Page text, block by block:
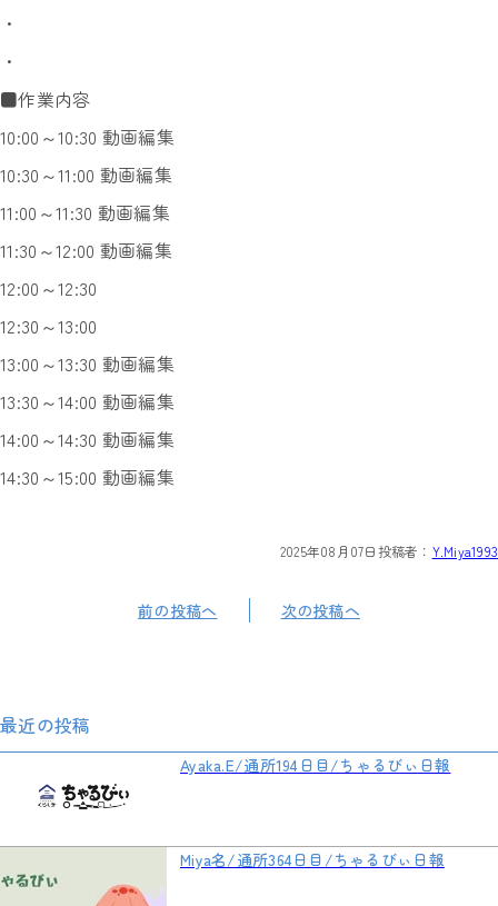
・
・
■作業内容
10:00～10:30 動画編集
10:30～11:00 動画編集
11:00～11:30 動画編集
11:30～12:00 動画編集
12:00～12:30
12:30～13:00
13:00～13:30 動画編集
13:30～14:00 動画編集
14:00～14:30 動画編集
14:30～15:00 動画編集
2025年08月07日 投稿者： Y.Miya1993
前の投稿へ 次の投稿へ
最近の投稿
Ayaka.E/通所194日目/ちゃるびぃ日報
Miya名/通所364日目/ちゃるびぃ日報